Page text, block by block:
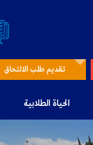
تقديم طلب الالتحاق
الحياة الطلابية